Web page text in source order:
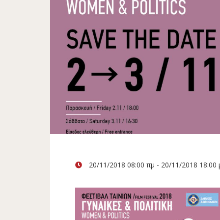
20/11/2018 08:00 πμ - 20/11/2018 18:00